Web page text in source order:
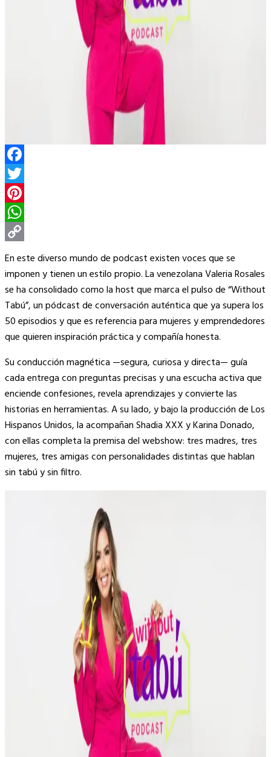
Facebook
Twitter
Pinterest
WhatsApp
Copy
Link
En este diverso mundo de podcast existen voces que se
imponen y tienen un estilo propio. La venezolana Valeria Rosales
se ha consolidado como la host que marca el pulso de “Without
Tabú”, un pódcast de conversación auténtica que ya supera los
50 episodios y que es referencia para mujeres y emprendedores
que quieren inspiración práctica y compañía honesta.
Su conducción magnética —segura, curiosa y directa— guía
cada entrega con preguntas precisas y una escucha activa que
enciende confesiones, revela aprendizajes y convierte las
historias en herramientas. A su lado, y bajo la producción de Los
Hispanos Unidos, la acompañan Shadia XXX y Karina Donado,
con ellas completa la premisa del webshow: tres madres, tres
mujeres, tres amigas con personalidades distintas que hablan
sin tabú y sin filtro.